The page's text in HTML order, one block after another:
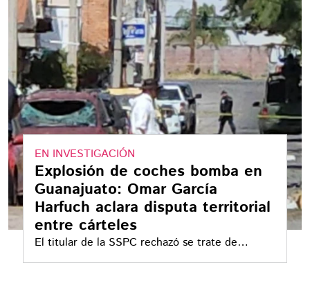
EN INVESTIGACIÓN
Explosión de coches bomba en
Guanajuato: Omar García
Harfuch aclara disputa territorial
entre cárteles
El titular de la SSPC rechazó se trate de
terrorismo, toda vez que son acciones